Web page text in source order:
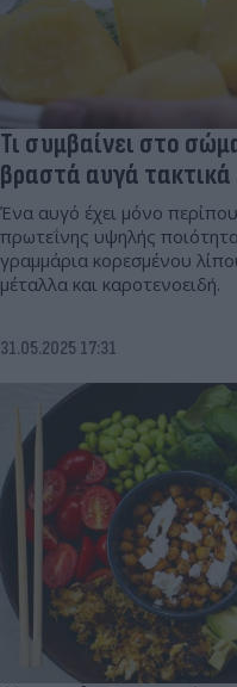
Τι συμβαίνει στο
βραστά αυγά τακτικά
Ένα αυγό έχει μόνο
πρωτεΐνης υψηλής
γραμμάρια κορεσμένου
μέταλλα και καροτενοειδή.
31.05.2025 17:31